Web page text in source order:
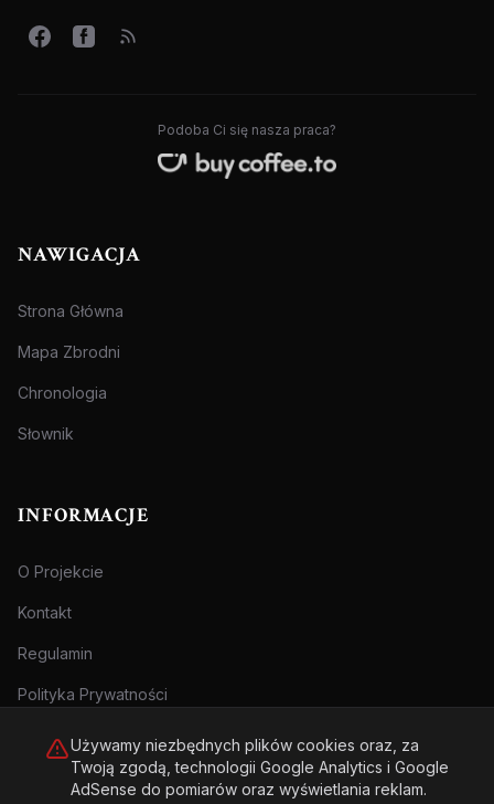
Podoba Ci się nasza praca?
NAWIGACJA
Strona Główna
Mapa Zbrodni
Chronologia
Słownik
INFORMACJE
O Projekcie
Kontakt
Regulamin
Polityka Prywatności
Używamy niezbędnych plików cookies oraz, za
Twoją zgodą, technologii Google Analytics i Google
AdSense do pomiarów oraz wyświetlania reklam.